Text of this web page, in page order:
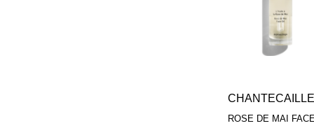
CHANTECAILLE
ROSE DE MAI